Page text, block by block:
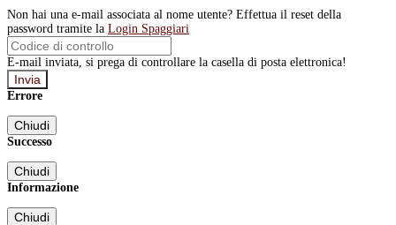
Non hai una e-mail associata al nome utente? Effettua il reset della
password tramite la Login Spaggiari
E-mail inviata, si prega di controllare la casella di posta elettronica!
Errore
Chiudi
Successo
Chiudi
Informazione
Chiudi